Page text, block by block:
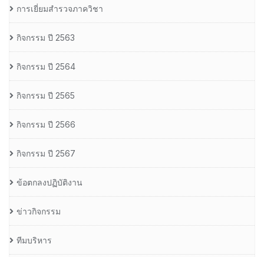
การเยี่ยมสำรวจภาควิชา
กิจกรรม ปี 2563
กิจกรรม ปี 2564
กิจกรรม ปี 2565
กิจกรรม ปี 2566
กิจกรรม ปี 2567
ข้อตกลงปฏิบัติงาน
ข่าวกิจกรรม
ทีมบริหาร